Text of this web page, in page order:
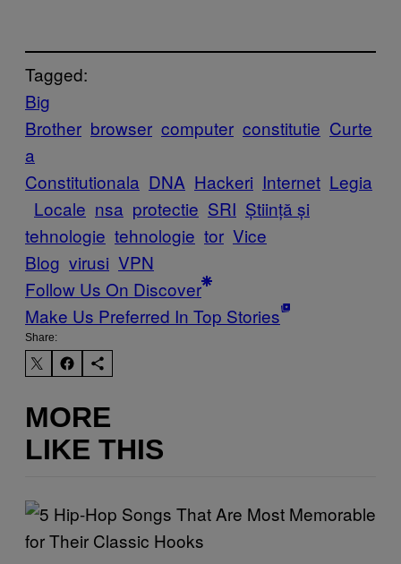
Tagged:
Big
Brother browser computer constitutie Curte
a
Constitutionala DNA Hackeri Internet Legia
Locale nsa protectie SRI Știință și
tehnologie tehnologie tor Vice
Blog virusi VPN
Follow Us On Discover
Make Us Preferred In Top Stories
Share:
MORE
LIKE THIS